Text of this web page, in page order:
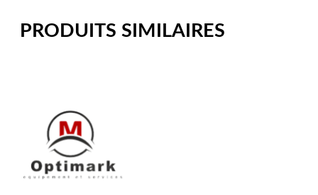
PRODUITS SIMILAIRES